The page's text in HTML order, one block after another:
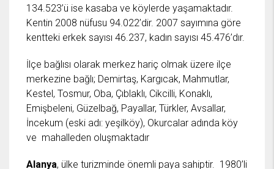
134.523’ü ise kasaba ve köylerde yaşamaktadır.
Kentin 2008 nüfusu 94.022’dir. 2007 sayımına göre
kentteki erkek sayısı 46.237, kadın sayısı 45.476’dır.
İlçe bağlısı olarak merkez hariç olmak üzere ilçe
merkezine bağlı; Demirtaş, Kargıcak, Mahmutlar,
Kestel, Tosmur, Oba, Çıblaklı, Cikcilli, Konaklı,
Emişbeleni, Güzelbağ, Payallar, Türkler, Avsallar,
İncekum (eski adı: yeşilköy), Okurcalar adında köy
ve mahalleden oluşmaktadır
Alanya, ülke turizminde önemli paya sahiptir. 1980’li